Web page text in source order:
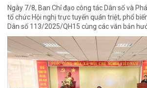
Ngày 7/8, Ban Chỉ đạo công tác Dân số và
tổ chức Hội nghị trực tuyến quán triệt, phổ
Dân số 113/2025/QH15 cùng các văn bản